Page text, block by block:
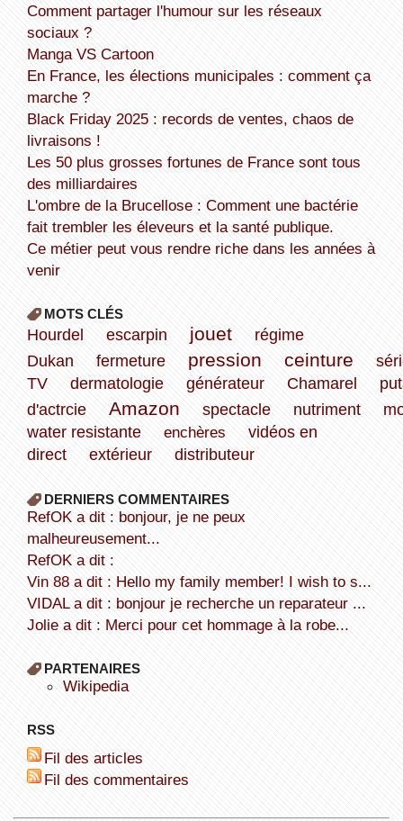
Comment partager l'humour sur les réseaux
sociaux ?
Manga VS Cartoon
En France, les élections municipales : comment ça
marche ?
Black Friday 2025 : records de ventes, chaos de
livraisons !
Les 50 plus grosses fortunes de France sont tous
des milliardaires
L'ombre de la Brucellose : Comment une bactérie
fait trembler les éleveurs et la santé publique.
Ce métier peut vous rendre riche dans les années à
venir
MOTS CLÉS
Hourdel escarpin jouet
régime
Dukan
fermeture pression ceinture
TV
dermatologie générateur Chamarel
d'actrcie
Amazon spectacle nutriment
water resistante
enchères
vidéos en
direct
extérieur distributeur
DERNIERS COMMENTAIRES
refOK a dit : bonjour, je ne peux
malheureusement...
refOK a dit :
Vin 88 a dit : Hello my family member! I wish to s...
VIDAL a dit : bonjour je recherche un reparateur ...
Jolie a dit : Merci pour cet hommage à la robe...
PARTENAIRES
wikipedia
RSS
Fil des articles
Fil des commentaires